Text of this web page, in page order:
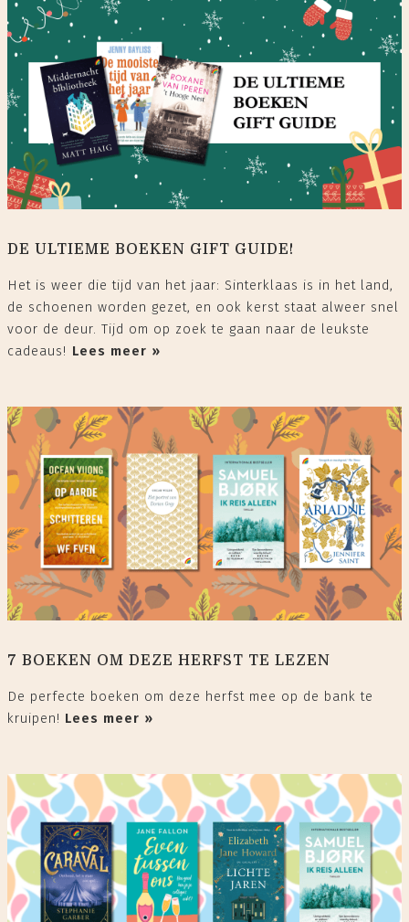
DE ULTIEME BOEKEN GIFT GUIDE!
Het is weer die tijd van het jaar: Sinterklaas is in het land,
de schoenen worden gezet, en ook kerst staat alweer snel
voor de deur. Tijd om op zoek te gaan naar de leukste
cadeaus!⁠ Lees meer »
7 BOEKEN OM DEZE HERFST TE LEZEN
De perfecte boeken om deze herfst mee op de bank te
kruipen! Lees meer »